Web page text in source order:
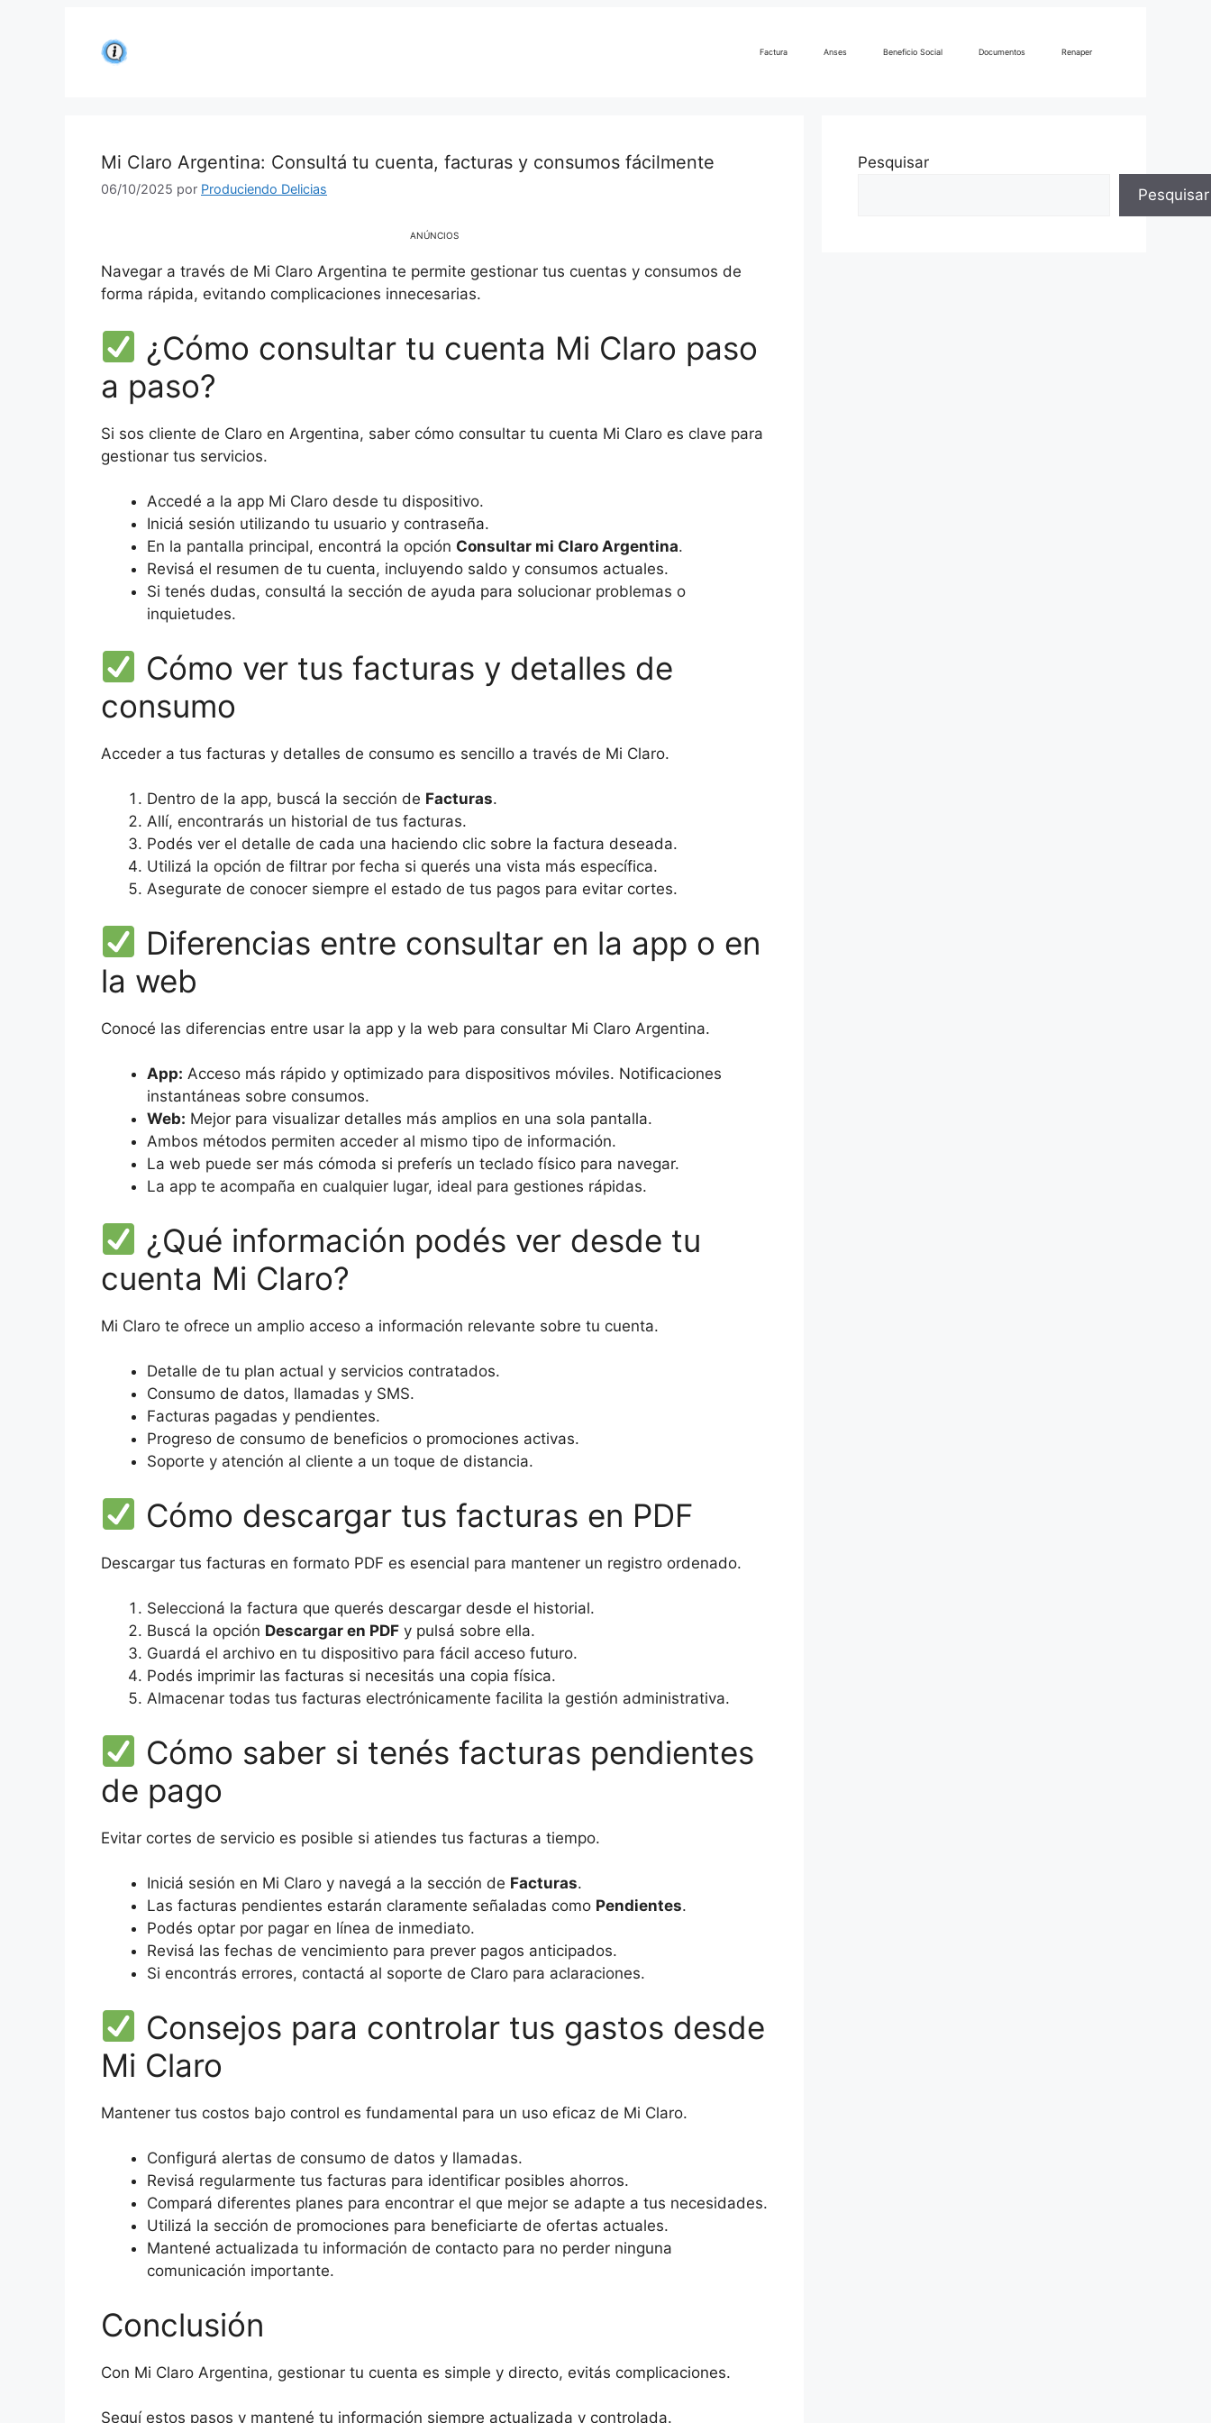
Factura Anses Beneficio Social Documentos Renaper
Mi Claro Argentina: Consultá tu cuenta, facturas y consumos fácilmente
06/10/2025 por Produciendo Delicias
ANÚNCIOS
Navegar a través de Mi Claro Argentina te permite gestionar tus cuentas y consumos de
forma rápida, evitando complicaciones innecesarias.
¿Cómo consultar tu cuenta Mi Claro paso
a paso?
Si sos cliente de Claro en Argentina, saber cómo consultar tu cuenta Mi Claro es clave para
gestionar tus servicios.
Accedé a la app Mi Claro desde tu dispositivo.
Iniciá sesión utilizando tu usuario y contraseña.
En la pantalla principal, encontrá la opción Consultar mi Claro Argentina.
Revisá el resumen de tu cuenta, incluyendo saldo y consumos actuales.
Si tenés dudas, consultá la sección de ayuda para solucionar problemas o
inquietudes.
Cómo ver tus facturas y detalles de
consumo
Acceder a tus facturas y detalles de consumo es sencillo a través de Mi Claro.
Dentro de la app, buscá la sección de Facturas.
Allí, encontrarás un historial de tus facturas.
Podés ver el detalle de cada una haciendo clic sobre la factura deseada.
Utilizá la opción de filtrar por fecha si querés una vista más específica.
Asegurate de conocer siempre el estado de tus pagos para evitar cortes.
Diferencias entre consultar en la app o en
la web
Conocé las diferencias entre usar la app y la web para consultar Mi Claro Argentina.
App: Acceso más rápido y optimizado para dispositivos móviles. Notificaciones
instantáneas sobre consumos.
Web: Mejor para visualizar detalles más amplios en una sola pantalla.
Ambos métodos permiten acceder al mismo tipo de información.
La web puede ser más cómoda si preferís un teclado físico para navegar.
La app te acompaña en cualquier lugar, ideal para gestiones rápidas.
¿Qué información podés ver desde tu
cuenta Mi Claro?
Mi Claro te ofrece un amplio acceso a información relevante sobre tu cuenta.
Detalle de tu plan actual y servicios contratados.
Consumo de datos, llamadas y SMS.
Facturas pagadas y pendientes.
Progreso de consumo de beneficios o promociones activas.
Soporte y atención al cliente a un toque de distancia.
Cómo descargar tus facturas en PDF
Descargar tus facturas en formato PDF es esencial para mantener un registro ordenado.
Seleccioná la factura que querés descargar desde el historial.
Buscá la opción Descargar en PDF y pulsá sobre ella.
Guardá el archivo en tu dispositivo para fácil acceso futuro.
Podés imprimir las facturas si necesitás una copia física.
Almacenar todas tus facturas electrónicamente facilita la gestión administrativa.
Cómo saber si tenés facturas pendientes
de pago
Evitar cortes de servicio es posible si atiendes tus facturas a tiempo.
Iniciá sesión en Mi Claro y navegá a la sección de Facturas.
Las facturas pendientes estarán claramente señaladas como Pendientes.
Podés optar por pagar en línea de inmediato.
Revisá las fechas de vencimiento para prever pagos anticipados.
Si encontrás errores, contactá al soporte de Claro para aclaraciones.
Consejos para controlar tus gastos desde
Mi Claro
Mantener tus costos bajo control es fundamental para un uso eficaz de Mi Claro.
Configurá alertas de consumo de datos y llamadas.
Revisá regularmente tus facturas para identificar posibles ahorros.
Compará diferentes planes para encontrar el que mejor se adapte a tus necesidades.
Utilizá la sección de promociones para beneficiarte de ofertas actuales.
Mantené actualizada tu información de contacto para no perder ninguna
comunicación importante.
Conclusión
Con Mi Claro Argentina, gestionar tu cuenta es simple y directo, evitás complicaciones.
Seguí estos pasos y mantené tu información siempre actualizada y controlada.
Pesquisar
Pesquisar